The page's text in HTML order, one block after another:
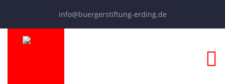
info@buergerstiftung-erding.de